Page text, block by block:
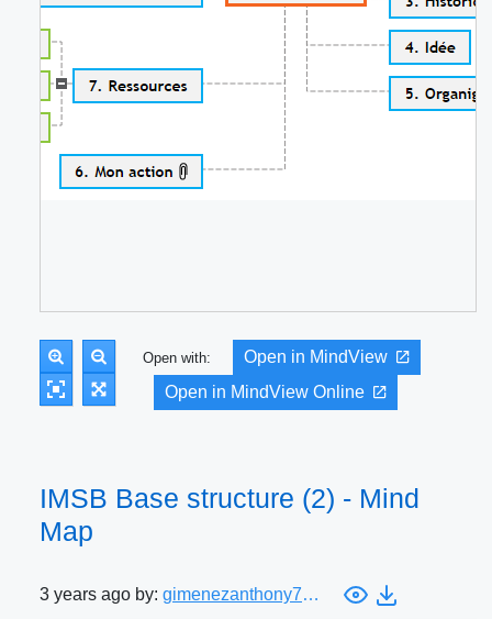
Open with:
Open in MindView
Open in MindView Online
IMSB Base structure (2) - Mind
Map
3 years ago by: gimenezanthony774@gmail.com